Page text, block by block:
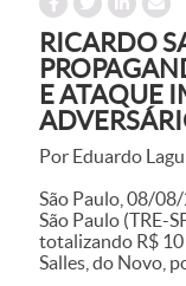
RICARDO
E ATAQUE
Por Eduardo
São Paulo, 08/
São Paulo (TRE-
totalizando R$
Salles, do Novo,